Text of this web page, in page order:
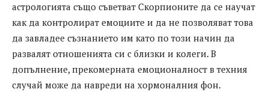
астрологията също съветват Скорпионите да се научат
как да контролират емоциите и да не позволяват това
да завладее съзнанието им като по този начин да
развалят отношенията си с близки и колеги. В
допълнение, прекомерната емоционалност в техния
случай може да навреди на хормоналния фон.